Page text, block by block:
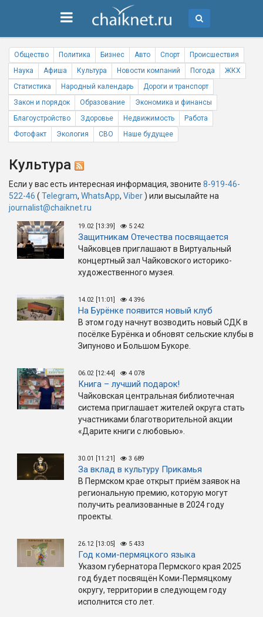
Общество Политика Бизнес Авто Спорт
Происшествия
Наука
Афиша Культура Новости компаний Погода
ЖКХ
Статистика
Народный календарь
Дороги и транспорт
Закон и порядок
Образование
Экономика и финансы
Благоустройство
Здоровье Недвижимость
Работа
Фотофакт
Экология СВО Наше будущее
Культура
Если у вас есть интересная информация, звоните 8-919-46-
522-46 ( Telegram, WhatsApp, Viber) или высылайте на
journalist@chaiknet.ru
19.02 [13:39] 5 242
Защитникам Отечества посвящается
Чайковцев приглашают в Виртуальный
концертный зал Чайковского историко-
художественного музея.
14.02 [11:01] 4 396
На Бурёнке появится новый клуб
В этом году начнут возводить новый СДК в
посёлке Бурёнка и обновят сельские клубы в
Зипуново и Большом Букоре.
06.02 [12:44] 4 078
Книга – лучший подарок!
Чайковская центральная библиотечная
система приглашает жителей округа стать
участниками благотворительной акции
«Дарите книги с любовью».
30.01 [11:21] 3 689
За вклад в культуру Прикамья
В Пермском крае открыт приём заявок на
региональную премию, которую могут
получить реализованные в 2024 году
проекты.
26.12 [13:05] 5 433
Год коми-пермяцкого языка
Указом губернатора Пермского края 2025
год будет посвящён Коми-Пермяцкому
округу, территории в следующем году
исполнится сто лет.